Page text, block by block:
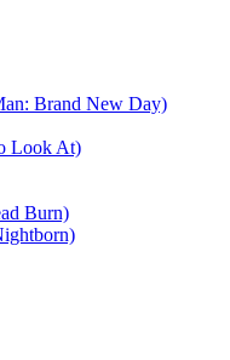
Brand New Day)
Look At)
Burn)